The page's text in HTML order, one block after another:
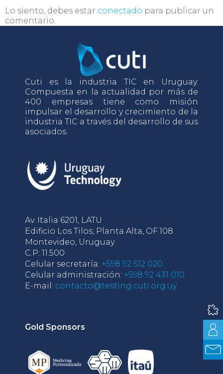
Lo siento, debes estar conectado para publicar un
comentario.
Cuti es la industria TIC en Uruguay.
Compuesta en la actualidad por más de
400 empresas tiene como misión
impulsar el desarrollo y crecimiento de la
industria TIC a través del desarrollo de sus
asociados.
Av. Italia 6201, LATU
Edificio Los Tilos, Planta Alta, OF.108
Montevideo, Uruguay
C.P: 11.500
Celular secretaría: +598 92 512 020
Celular administración: +598 92 431 010
E-mail: contacto@testing.cuti.org.uy
Gold Sponsors